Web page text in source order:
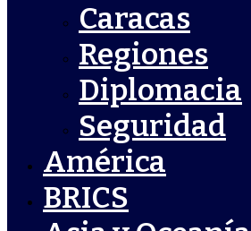
Caracas
Regiones
Diplomacia
Seguridad
América
BRICS